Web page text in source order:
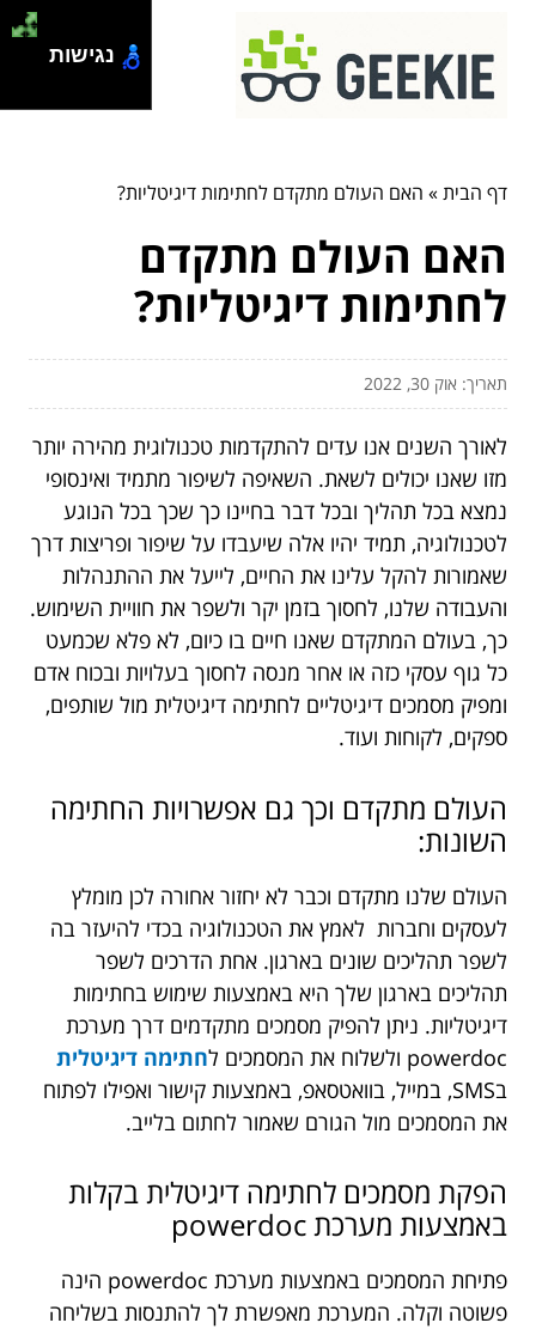
דף הבית» האם העולם מתקדם לחתימות דיגיטליות?
האם העולם מתקדם
לחתימות דיגיטליות?
תאריך: אוק 30, 2022
לאורך השנים אנו עדים להתקדמות טכנולוגית מהירה יותר
מזו שאנו יכולים לשאת. השאיפה לשיפור מתמיד ואינסופי
נמצא בכל תהליך ובכל דבר בחיינו כך שכך בכל הנוגע
לטכנולוגיה, תמיד יהיו אלה שיעבדו על שיפור ופריצות דרך
שאמורות להקל עלינו את החיים, לייעל את ההתנהלות
והעבודה שלנו, לחסוך בזמן יקר ולשפר את חוויית השימוש.
כך, בעולם המתקדם שאנו חיים בו כיום, לא פלא שכמעט
כל גוף עסקי כזה או אחר מנסה לחסוך בעלויות ובכוח אדם
ומפיק מסמכים דיגיטליים לחתימה דיגיטלית מול שותפים,
ספקים, לקוחות ועוד.
העולם מתקדם וכך גם אפשרויות החתימה
השונות:
העולם שלנו מתקדם וכבר לא יחזור אחורה לכן מומלץ
לעסקים וחברות לאמץ את הטכנולוגיה בכדי להיעזר בה
לשפר תהליכים שונים בארגון. אחת הדרכים לשפר
תהליכים בארגון שלך היא באמצעות שימוש בחתימות
דיגיטליות. ניתן להפיק מסמכים מתקדמים דרך מערכת
powerdoc ולשלוח את המסמכים ל
חתימה דיגיטלית
בSMS, במייל, בוואטסאפ, באמצעות קישור ואפילו לפתוח
את המסמכים מול הגורם שאמור לחתום בלייב.
הפקת מסמכים לחתימה דיגיטלית בקלות
באמצעות מערכת powerdoc
פתיחת המסמכים באמצעות מערכת powerdoc הינה
פשוטה וקלה. המערכת מאפשרת לך להתנסות בשליחה
נגישות